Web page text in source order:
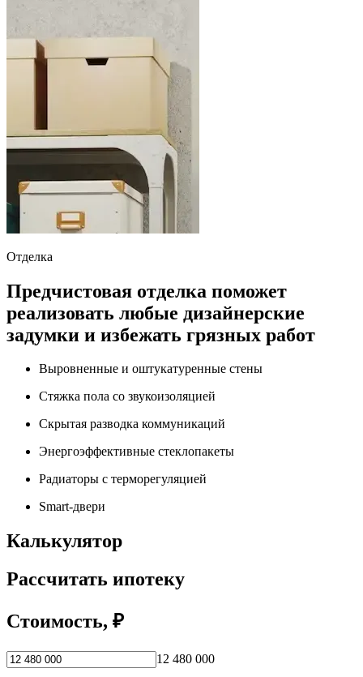
Отделка
Предчистовая отделка поможет
реализовать любые дизайнерские
задумки и избежать грязных работ
Выровненные и оштукатуренные стены
Стяжка пола со звукоизоляцией
Скрытая разводка коммуникаций
Энергоэффективные стеклопакеты
Радиаторы с терморегуляцией
Smart-двери
Калькулятор
Рассчитать ипотеку
Стоимость, ₽
12 480 000